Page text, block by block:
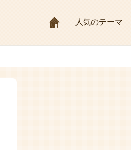
HOME人気のテーマ